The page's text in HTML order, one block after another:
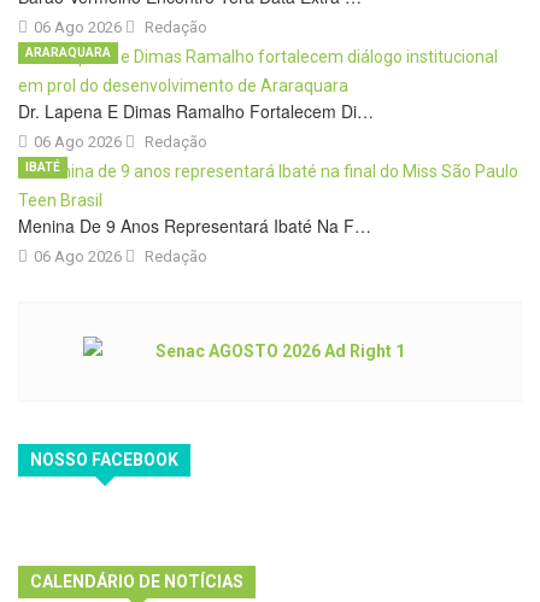
06 Ago 2026 Redação
Dr. Lapena E Dimas Ramalho Fortalecem Di…
06 Ago 2026
ARARAQUARA
Redação
Menina De 9 Anos Representará Ibaté Na F…
06 Ago 2026
IBATÉ
Redação
NOSSO FACEBOOK
CALENDÁRIO DE NOTÍCIAS